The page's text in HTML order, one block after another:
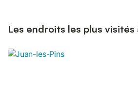
Les endroits les plus visités